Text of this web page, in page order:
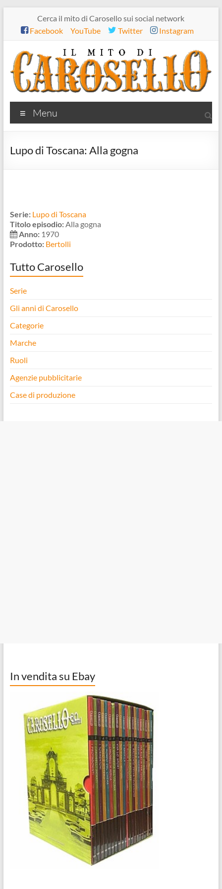
contenuto
Cerca il mito di Carosello sui social network
Facebook
YouTube Twitter Instagram
Il
mito
di
Carosello
Menu
Lupo di Toscana: Alla gogna
Serie: Lupo di Toscana
Titolo episodio:Alla gogna
Anno:1970
Prodotto: Bertolli
Tutto Carosello
Serie
Gli anni di Carosello
Categorie
Marche
Ruoli
Agenzie pubblicitarie
Case di produzione
In vendita su Ebay